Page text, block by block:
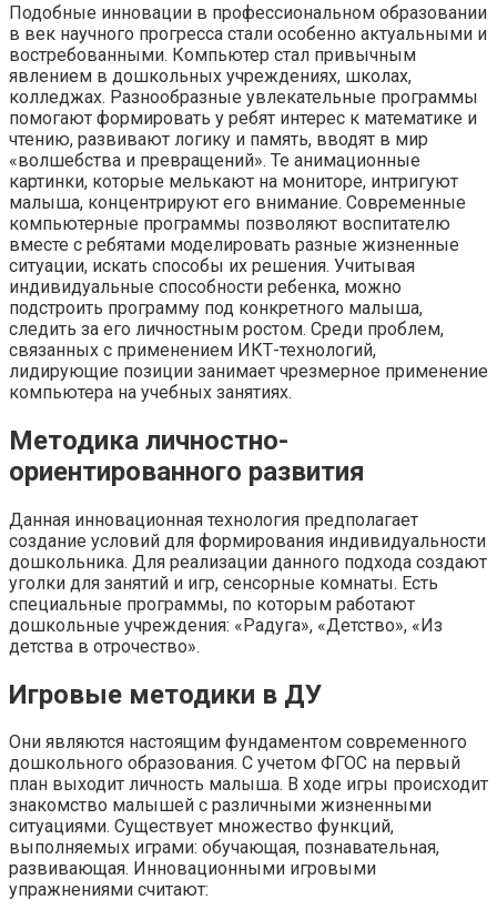
Подобные инновации в профессиональном образовании
в век научного прогресса стали особенно актуальными и
востребованными. Компьютер стал привычным
явлением в дошкольных учреждениях, школах,
колледжах. Разнообразные увлекательные программы
помогают формировать у ребят интерес к математике и
чтению, развивают логику и память, вводят в мир
«волшебства и превращений». Те анимационные
картинки, которые мелькают на мониторе, интригуют
малыша, концентрируют его внимание. Современные
компьютерные программы позволяют воспитателю
вместе с ребятами моделировать разные жизненные
ситуации, искать способы их решения. Учитывая
индивидуальные способности ребенка, можно
подстроить программу под конкретного малыша,
следить за его личностным ростом. Среди проблем,
связанных с применением ИКТ-технологий,
лидирующие позиции занимает чрезмерное применение
компьютера на учебных занятиях.
Методика личностно-
ориентированного развития
Данная инновационная технология предполагает
создание условий для формирования индивидуальности
дошкольника. Для реализации данного подхода создают
уголки для занятий и игр, сенсорные комнаты. Есть
специальные программы, по которым работают
дошкольные учреждения: «Радуга», «Детство», «Из
детства в отрочество».
Игровые методики в ДУ
Они являются настоящим фундаментом современного
дошкольного образования. С учетом ФГОС на первый
план выходит личность малыша. В ходе игры происходит
знакомство малышей с различными жизненными
ситуациями. Существует множество функций,
выполняемых играми: обучающая, познавательная,
развивающая. Инновационными игровыми
упражнениями считают: